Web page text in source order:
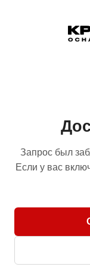
Запрос был
Если у вас